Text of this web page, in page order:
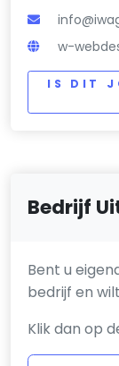
w-
IS DIT
Bedrijf
Bent u
bedrijf en
Klik dan op